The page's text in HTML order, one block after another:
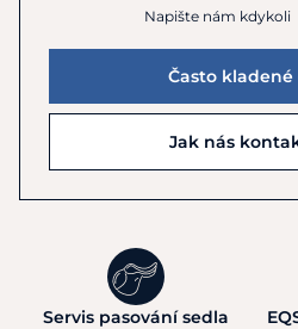
Napište nám kdykoli
Často kladené
Jak nás
Servis pasování sedla